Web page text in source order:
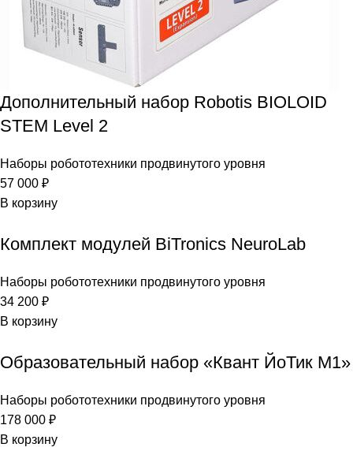
Дополнительный набор Robotis BIOLOID
STEM Level 2
Наборы робототехники продвинутого уровня
57 000 ₽
В корзину
Комплект модулей BiTronics NeuroLab
Наборы робототехники продвинутого уровня
34 200 ₽
В корзину
Образовательный набор «Квант ЙоТик М1»
Наборы робототехники продвинутого уровня
178 000 ₽
В корзину